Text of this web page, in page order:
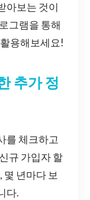
아보는 것이
그램을 통해
용해보세요!
추가 정
를 체크하고
규 가입자 할
몇 년마다 보
다.